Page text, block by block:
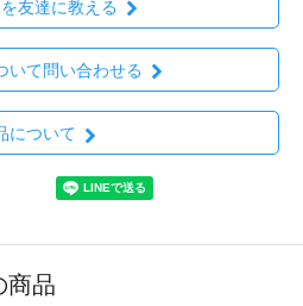
友達に教える
いて問い合わせる
について
商品